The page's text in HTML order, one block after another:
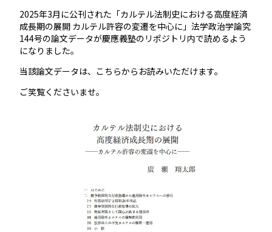
2025年3月に公刊された 「カルテル法制史における高度経済
成長期の展開 カルテル許容の変遷を中心に」法学政治学論究
144号の論文データが慶應義塾のリポジトリ内で読めるよう
になりました。
当該論文データは、 こちらから お読みいただけます。
ご笑覧くださいませ。